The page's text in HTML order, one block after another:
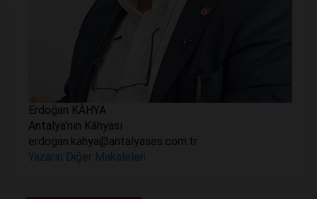
Erdoğan KÂHYA
Antalya'nın Kâhyası
erdogan.kahya@antalyases.com.tr
Yazarın Diğer Makaleleri